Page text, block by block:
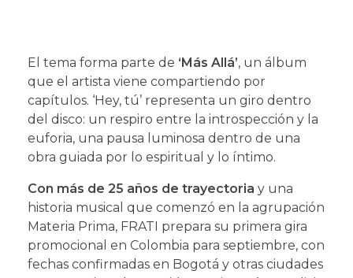
El tema forma parte de ‘Más Allá’, un álbum
que el artista viene compartiendo por
capítulos. ‘Hey, tú’ representa un giro dentro
del disco: un respiro entre la introspección y la
euforia, una pausa luminosa dentro de una
obra guiada por lo espiritual y lo íntimo.
Con más de 25 años de trayectoria y una
historia musical que comenzó en la agrupación
Materia Prima, FRATI prepara su primera gira
promocional en Colombia para septiembre, con
fechas confirmadas en Bogotá y otras ciudades